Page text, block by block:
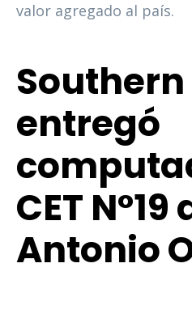
valor agregado al país.
entregó
CET N°19
Antonio